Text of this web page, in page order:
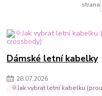
strana
Dámské letní kabelky
28.07.2026
🌞Jak vybrat letní kabelku